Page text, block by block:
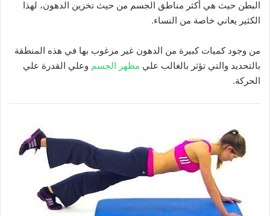
البطن حيث هي أكثر مناطق الجسم من حيث تخزين الدهون، لهذا
الكثير يعاني خاصة من النساء.
من وجود كميات كبيرة من الدهون غير مرغوب بها في هذه المنطقة
بالتحديد والتي تؤثر بالغالب علي مظهر الجسم وعلي القدرة علي
الحركة.